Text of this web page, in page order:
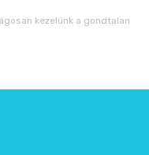
kezelünk a gondtalan